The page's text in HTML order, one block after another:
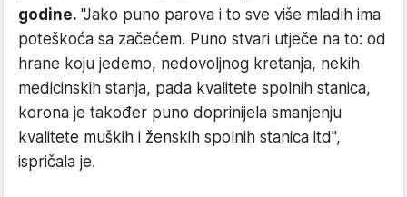
godine. "Jako puno parova i to sve više mladih ima
poteškoća sa začećem. Puno stvari utječe na to: od
hrane koju jedemo, nedovoljnog kretanja, nekih
medicinskih stanja, pada kvalitete spolnih stanica,
korona je također puno doprinijela smanjenju
kvalitete muških i ženskih spolnih stanica itd",
ispričala je.